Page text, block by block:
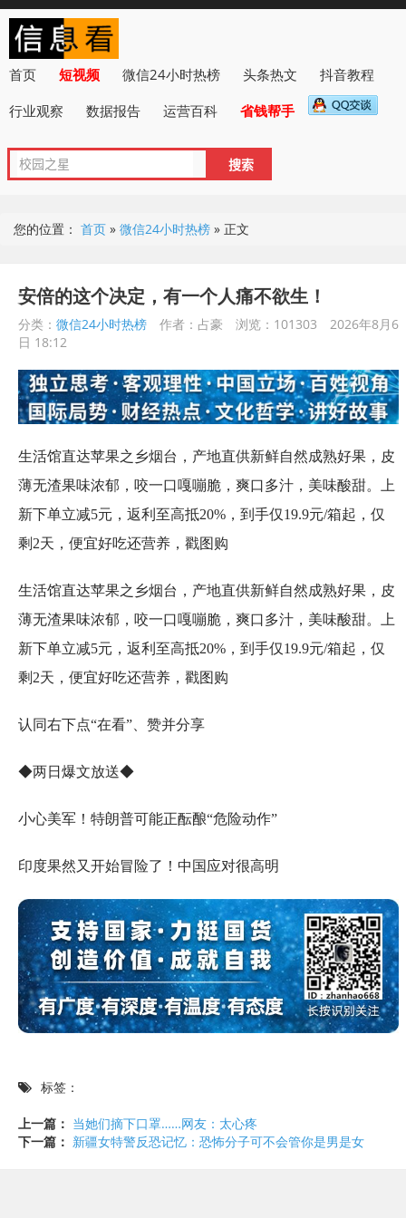
首页 短视频 微信24小时热榜 头条热文
抖音教程
行业观察
数据报告 运营百科 省钱帮手
您的位置： 首页 » 微信24小时热榜 » 正文
安倍的这个决定，有一个人痛不欲生！
分类： 微信24小时热榜 作者：占豪 浏览：101303
2026年8月6
日 18:12
生活馆直达苹果之乡烟台，产地直供新鲜自然成熟好果，皮
薄无渣果味浓郁，咬一口嘎嘣脆，爽口多汁，美味酸甜。上
新下单立减5元，返利至高抵20%，到手仅19.9元/箱起，仅
剩2天，便宜好吃还营养，戳图购
生活馆直达苹果之乡烟台，产地直供新鲜自然成熟好果，皮
薄无渣果味浓郁，咬一口嘎嘣脆，爽口多汁，美味酸甜。上
新下单立减5元，返利至高抵20%，到手仅19.9元/箱起，仅
剩2天，便宜好吃还营养，戳图购
认同右下点“在看”、赞并分享
◆两日爆文放送◆
小心美军！特朗普可能正酝酿“危险动作”
印度果然又开始冒险了！中国应对很高明
标签：
上一篇： 当她们摘下口罩……网友：太心疼
下一篇： 新疆女特警反恐记忆：恐怖分子可不会管你是男是女